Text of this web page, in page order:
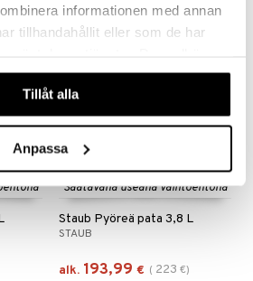
informationen med annan
tillhandahållit eller som de har
användande av vår webbplats.
Tillåt alla
Anpassa
Saatavana useana vaihtoehtona
Staub Pyöreä pata 3,8 L
STAUB
alk. 193,99 € ( 223 €)
-13%